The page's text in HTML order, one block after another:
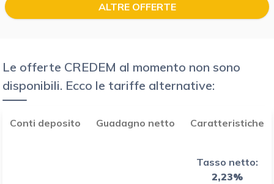
ALTRE OFFERTE
Le offerte CREDEM al momento non sono
disponibili. Ecco le tariffe alternative:
Conti deposito Guadagno netto Caratteristiche
Tasso netto:
2,23%